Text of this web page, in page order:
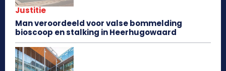
Justitie
Man veroordeeld voor valse bommelding
bioscoop en stalking in Heerhugowaard